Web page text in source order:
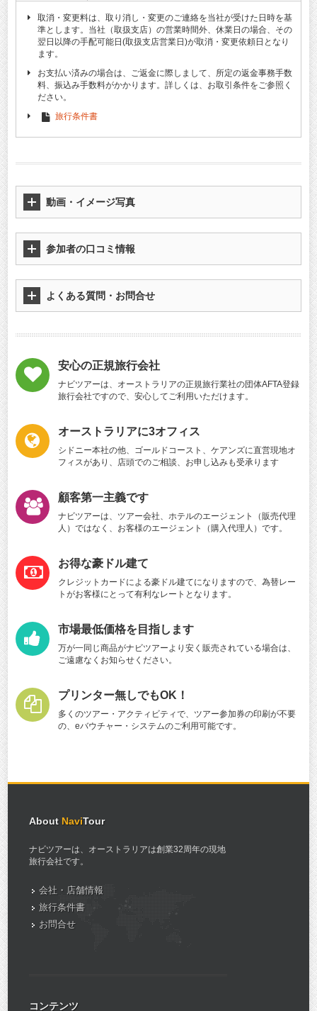
取消・変更料は、取り消し・変更のご連絡を当社が受けた日時を基
準とします。当社（取扱支店）の営業時間外、休業日の場合、その
翌日以降の手配可能日(取扱支店営業日)が取消・変更依頼日となり
ます。
お支払い済みの場合は、ご返金に際しまして、所定の返金事務手数
料、振込み手数料がかかります。詳しくは、お取引条件をご参照く
ださい。
旅行条件書
動画・イメージ写真
参加者の口コミ情報
よくある質問・お問合せ
安心の正規旅行会社
ナビツアーは、オーストラリアの正規旅行業社の団体AFTA登録
旅行会社ですので、安心してご利用いただけます。
オーストラリアに3オフィス
シドニー本社の他、ゴールドコースト、ケアンズに直営現地オ
フィスがあり、店頭でのご相談、お申し込みも受承ります
顧客第一主義です
ナビツアーは、ツアー会社、ホテルのエージェント（販売代理
人）ではなく、お客様のエージェント（購入代理人）です。
お得な豪ドル建て
クレジットカードによる豪ドル建てになりますので、為替レー
トがお客様にとって有利なレートとなります。
市場最低価格を目指します
万が一同じ商品がナビツアーより安く販売されている場合は、
ご遠慮なくお知らせください。
プリンター無しでもOK！
多くのツアー・アクティビティで、ツアー参加券の印刷が不要
の、eバウチャー・システムのご利用可能です。
About NaviTour
ナビツアーは、オーストラリアは創業32周年の現地
旅行会社です。
会社・店舗情報
旅行条件書
お問合せ
コンテンツ